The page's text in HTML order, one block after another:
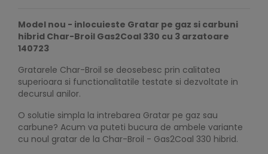
Model nou - inlocuieste Gratar pe gaz si carbuni
hibrid Char-Broil Gas2Coal 330 cu 3 arzatoare
140723
Gratarele Char-Broil se deosebesc prin calitatea
superioara si functionalitatile testate si dezvoltate in
decursul anilor.
O solutie simpla la intrebarea Gratar pe gaz sau
carbune? Acum va puteti bucura de ambele variante
cu noul gratar de la Char-Broil - Gas2Coal 330 hibrid.